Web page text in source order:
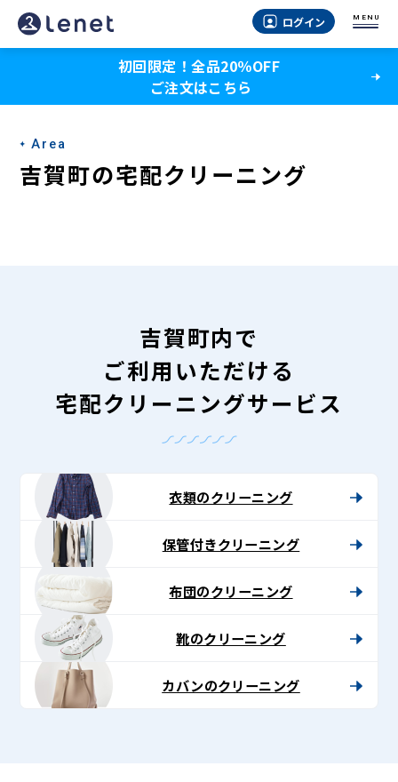
吉
賀
の
宅
配
ト〉
ログイン MENU
初回限定！全品20％OFF
ご注文はこちら
Area
吉賀町の宅配クリーニング
吉賀町内で
ご利用いただける
宅配クリーニングサービス
衣類のクリーニング
保管付きクリーニング
布団のクリーニング
靴のクリーニング
カバンのクリーニング